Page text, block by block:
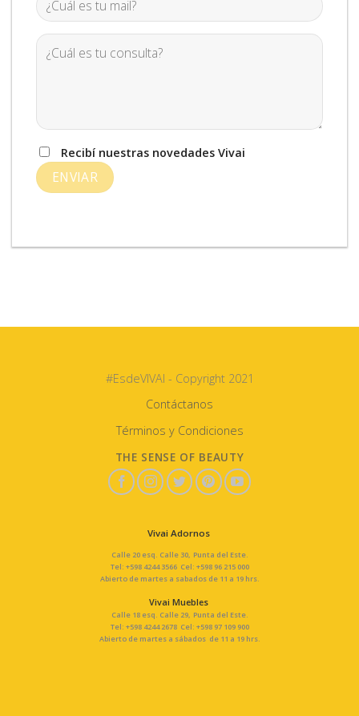
Recibí nuestras novedades Vivai
#EsdeVIVAI - Copyright 2021
Contáctanos
Términos y Condiciones
THE SENSE OF BEAUTY
Vivai Adornos
Calle 20 esq. Calle 30, Punta del Este.
Tel: +598 4244 3566 Cel: +598 96 215 000
Abierto de martes a sabados de 11 a 19 hrs.
Vivai Muebles
Calle 18 esq. Calle 29, Punta del Este.
Tel: +598 4244 2678 Cel: +598 97 109 900
Abierto de martes a sábados de 11 a 19 hrs.